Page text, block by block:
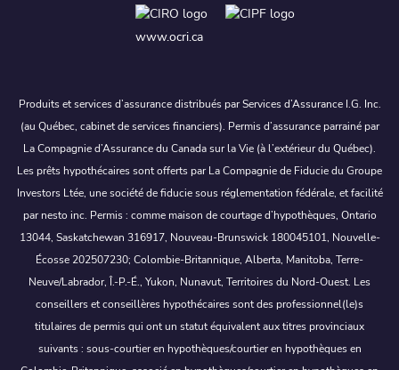
www.ocri.ca
Produits et services d’assurance distribués par Services d’Assurance I.G. Inc.
(au Québec, cabinet de services financiers). Permis d’assurance parrainé par
La Compagnie d’Assurance du Canada sur la Vie (à l’extérieur du Québec).
Les prêts hypothécaires sont offerts par La Compagnie de Fiducie du Groupe
Investors Ltée, une société de fiducie sous réglementation fédérale, et facilité
par nesto inc. Permis : comme maison de courtage d’hypothèques, Ontario
13044, Saskatchewan 316917, Nouveau-Brunswick 180045101, Nouvelle-
Écosse 202507230; Colombie-Britannique, Alberta, Manitoba, Terre-
Neuve/Labrador, Î.-P.-É., Yukon, Nunavut, Territoires du Nord-Ouest. Les
conseillers et conseillères hypothécaires sont des professionnel(le)s
titulaires de permis qui ont un statut équivalent aux titres provinciaux
suivants : sous-courtier en hypothèques/courtier en hypothèques en